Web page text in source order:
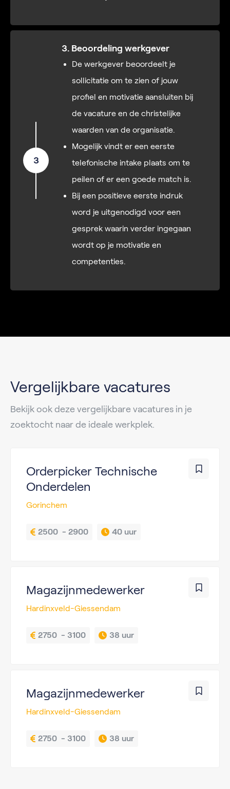
3
3. Beoordeling werkgever
De werkgever beoordeelt je
sollicitatie om te zien of jouw
profiel en motivatie aansluiten bij
de vacature en de christelijke
waarden van de organisatie.
Mogelijk vindt er een eerste
telefonische intake plaats om te
peilen of er een goede match is.
Bij een positieve eerste indruk
word je uitgenodigd voor een
gesprek waarin verder ingegaan
wordt op je motivatie en
competenties.
Vergelijkbare vacatures
Bekijk ook deze vergelijkbare vacatures in je
zoektocht naar de ideale werkplek.
Orderpicker Technische
Onderdelen
Gorinchem
2500  - 2900 40 uur
Magazijnmedewerker
Hardinxveld-Giessendam
2750  - 3100 38 uur
Magazijnmedewerker
Hardinxveld-Giessendam
2750  - 3100 38 uur